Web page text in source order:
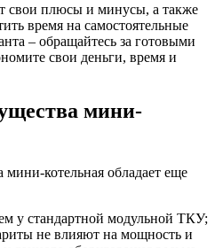
свои плюсы и минусы, а также
время на самостоятельные
– обращайтесь за готовыми
свои деньги, время и
мини-
котельная обладает еще
у стандартной модульной ТКУ;
не влияют на мощность и